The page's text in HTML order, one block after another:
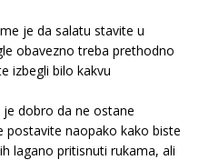
je da salatu stavite u
obavezno treba prethodno
izbegli bilo kakvu
dobro da ne ostane
postavite naopako kako biste
lagano pritisnuti rukama, ali